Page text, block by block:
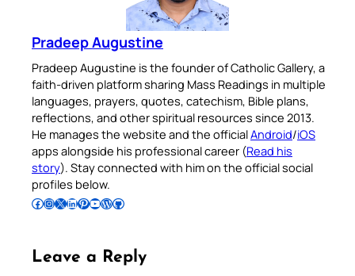
Pradeep Augustine
Pradeep Augustine is the founder of Catholic Gallery, a
faith-driven platform sharing Mass Readings in multiple
languages, prayers, quotes, catechism, Bible plans,
reflections, and other spiritual resources since 2013.
He manages the website and the officialAndroid/iOS
apps alongside his professional career (Read his
story). Stay connected with him on the official social
profiles below.
Follow Pradeep on Facebook Follow Pradeep on InstagramFollow Pradeep on X Follow Pradeep on LinkedIn Follow Pradeep on Pinterest Subscribe to Pradeep’s Youtube Channel Follow Pradeep on WordPress Follow Pradeep on GitHub
Leave a Reply